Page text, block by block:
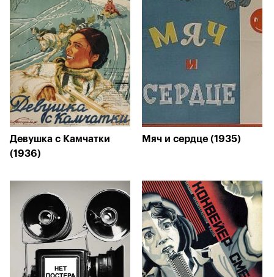
Девушка с Камчатки
(1936)
Мяч и сердце (1935)